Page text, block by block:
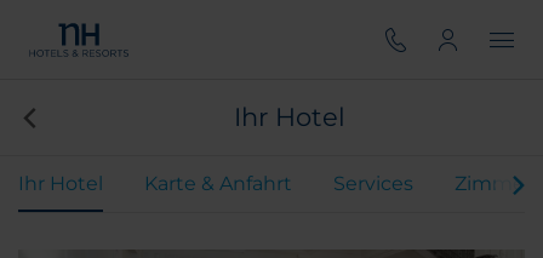
Ihr Hotel
Ihr Hotel Karte & Anfahrt Services Zimmer